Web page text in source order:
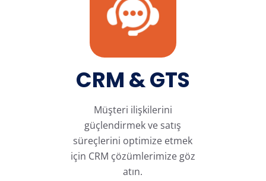
CRM & GTS
Müşteri ilişkilerini
güçlendirmek ve satış
süreçlerini optimize etmek
için CRM çözümlerimize göz
atın.